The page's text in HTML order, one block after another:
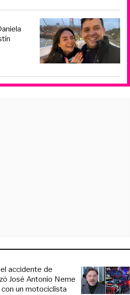
accidente de
José Antonio Neme
un motociclista